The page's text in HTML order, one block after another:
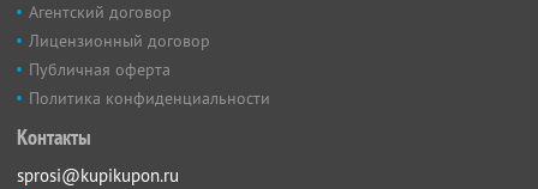
Агентский договор
Лицензионный договор
Публичная оферта
Политика конфиденциальности
Контакты
sprosi@kupikupon.ru